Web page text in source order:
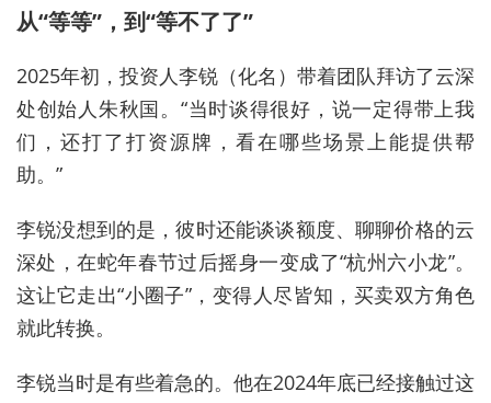
从“等等”，到“等不了了”
2025年初，投资人李锐（化名）带着团队拜访了云深
处创始人朱秋国。“当时谈得很好，说一定得带上我
们，还打了打资源牌，看在哪些场景上能提供帮
助。”
李锐没想到的是，彼时还能谈谈额度、聊聊价格的云
深处，在蛇年春节过后摇身一变成了“杭州六小龙”。
这让它走出“小圈子”， 变得人尽皆知，买卖双方角色
就此转换。
李锐当时是有些着急的。他在2024年底已经接触过这